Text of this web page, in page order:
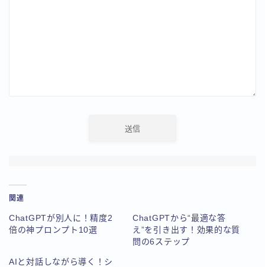
関連
ChatGPTが別人に！精度2
倍の神プロンプト10選
ChatGPTから“最適な答
え”を引き出す！効果的な質
問の6ステップ
AIと対話しながら導く！シ